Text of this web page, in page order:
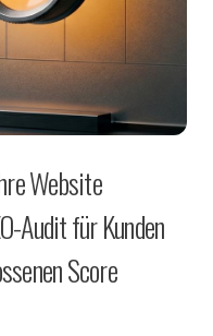
Website
Audit für Kunden
Score